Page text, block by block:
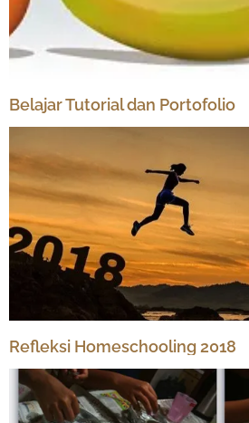
Belajar Tutorial dan Portofolio
Refleksi Homeschooling 2018